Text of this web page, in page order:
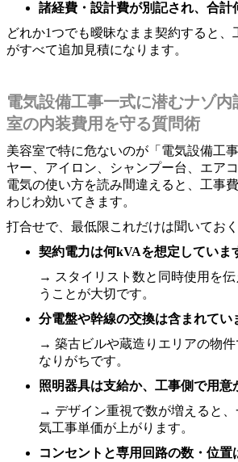
諸経費・設計費が別記され、合計
どれか1つでも曖昧なまま契約すると、
がすべて追加見積になります。
電気設備工事一式に潜むナゾ
室の内装費用を守る質問術
美容室で特に危ないのが「電気設備工
ヤー、アイロン、シャンプー台、エア
電気の使い方を読み間違えると、工事
わじわ効いてきます。
打合せで、最低限これだけは聞いておく
契約電力は何kVAを想定していま
→ スタイリスト数と同時使用を
うことが大切です。
分電盤や幹線の交換は含まれてい
→ 築古ビルや蔵造りエリアの物
なりがちです。
照明器具は支給か、工事側で用意
→ デザイン重視で数が増えると
気工事単価が上がります。
コンセントと専用回路の数・位置